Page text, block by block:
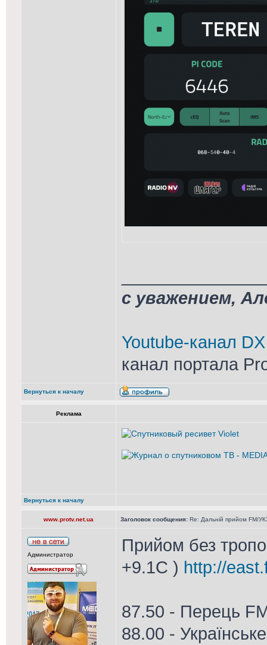
с уважением,
Youtube-канал
канал портала
Вернуться к началу
Реклама
Вернуться к началу
www.protv.net.ua Заголовок сообщения: Re: Дальній прийом FM/
Администратор
Прийом без
+9.1С ) http://
87.50 - Перець
88.00 -